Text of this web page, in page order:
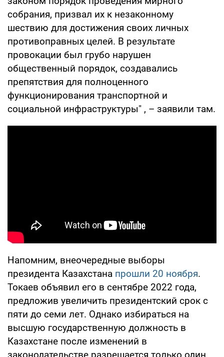
собрания, призвал их к незаконному
шествию для достижения своих личных
противоправных целей. В результате
провокации был грубо нарушен
общественный порядок, создавались
препятствия для полноценного
функционирования транспортной и
социальной инфраструктуры" , – заявили там.
Напомним, внеочередные выборы
президента Казахстана прошли 20 ноября.
Токаев объявил его в сентябре 2022 года,
предложив увеличить президентский срок с
пяти до семи лет. Однако избираться на
высшую государственную должность в
Казахстане после изменений в
законодательстве разрешается только один